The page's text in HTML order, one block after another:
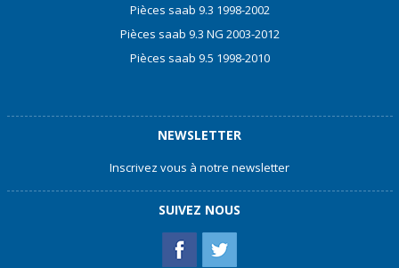
Pièces saab 9.3 1998-2002
Pièces saab 9.3 NG 2003-2012
Pièces saab 9.5 1998-2010
NEWSLETTER
Inscrivez vous à notre newsletter
SUIVEZ NOUS